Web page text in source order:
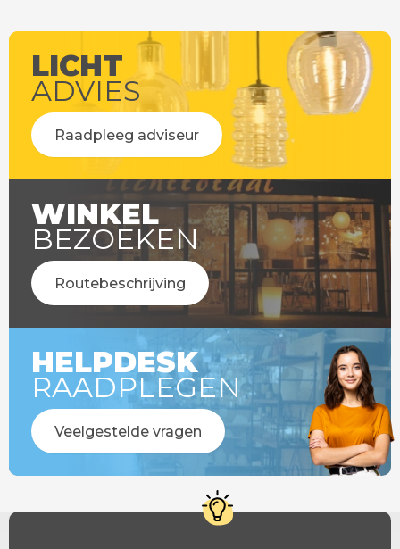
LICHT
ADVIES
Raadpleeg adviseur
WINKEL
BEZOEKEN
Routebeschrijving
HELPDESK
RAADPLEGEN
Veelgestelde vragen